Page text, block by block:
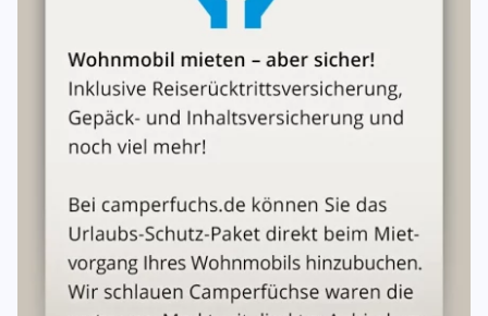
Innereuropäische Fahrten sind grundsätzlich
Grönland, Island, Rumänien, Russland, Türkei, Ukraine,
Kanarische Inseln, Madeira, Azoren sowie
außereuropäisches Ausland.
Fahrten inKrisen- und Kriegsgebiete
Der Mieter ist eigenverantwortlich für die Einhaltung der
Verkehrsvorschriften der besuchten Länder.
5. Mietpreis & Kosten
Der Mietpreis wird pro Nacht berechnet und kann je nach
Saison variieren.